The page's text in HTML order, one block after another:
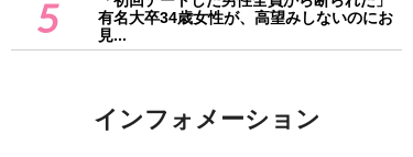
5
有名大卒34歳女性が、高望みしないのにお
見...
インフォメーション